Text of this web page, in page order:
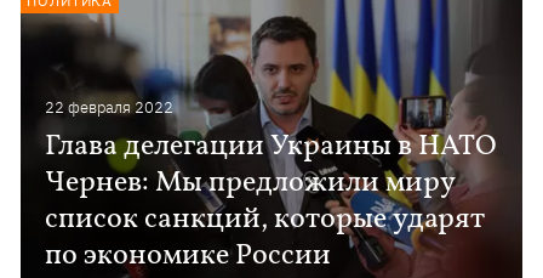
22 февраля 2022
Глава делегации Украины в НАТО
Чернев: Мы предложили миру
список санкций, которые ударят
по экономике России